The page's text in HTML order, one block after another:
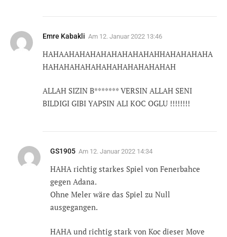
Emre Kabakli Am 12. Januar 2022 13:46
HAHAAHAHAHAHAHAHAHAHAHHAHAHAHAHA
HAHAHAHAHAHAHAHAHAHAHAHAH
ALLAH SIZIN B******* VERSIN ALLAH SENI
BILDIGI GIBI YAPSIN ALI KOC OGLU !!!!!!!!
GS1905 Am 12. Januar 2022 14:34
HAHA richtig starkes Spiel von Fenerbahce
gegen Adana.
Ohne Meler wäre das Spiel zu Null
ausgegangen.
HAHA und richtig stark von Koc dieser Move